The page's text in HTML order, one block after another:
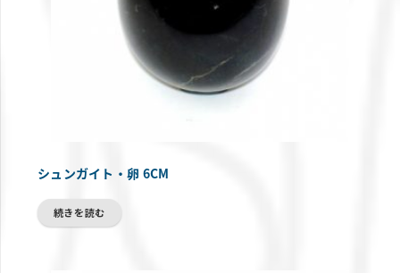
シュンガイト・卵 6CM
続きを読む